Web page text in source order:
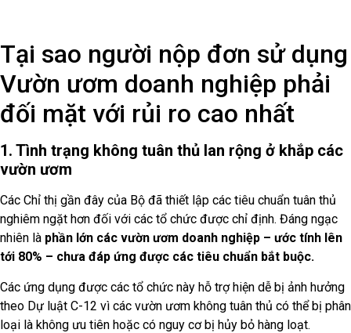
Tại sao người nộp đơn sử dụng
Vườn ươm doanh nghiệp phải
đối mặt với rủi ro cao nhất
1. Tình trạng không tuân thủ lan rộng ở khắp các
vườn ươm
Các Chỉ thị gần đây của Bộ đã thiết lập các tiêu chuẩn tuân thủ
nghiêm ngặt hơn đối với các tổ chức được chỉ định. Đáng ngạc
nhiên là phần lớn các vườn ươm doanh nghiệp – ước tính lên
tới 80% – chưa đáp ứng được các tiêu chuẩn bắt buộc.
Các ứng dụng được các tổ chức này hỗ trợ hiện dễ bị ảnh hưởng
theo Dự luật C-12 vì các vườn ươm không tuân thủ có thể bị phân
loại là không ưu tiên hoặc có nguy cơ bị hủy bỏ hàng loạt.